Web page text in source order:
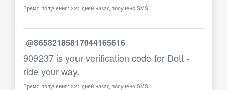
Время получения: 221 дней назад получено SMS
@86582185817044165616
909237 is your verification code for Dott -
ride your way.
Время получения: 221 дней назад получено SMS